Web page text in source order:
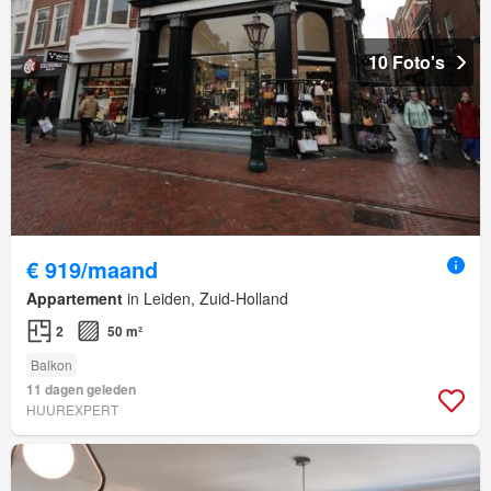
10 Foto's
€ 919/maand
Appartement in Leiden, Zuid-Holland
2 50 m²
Balkon
11 dagen geleden
HUUREXPERT